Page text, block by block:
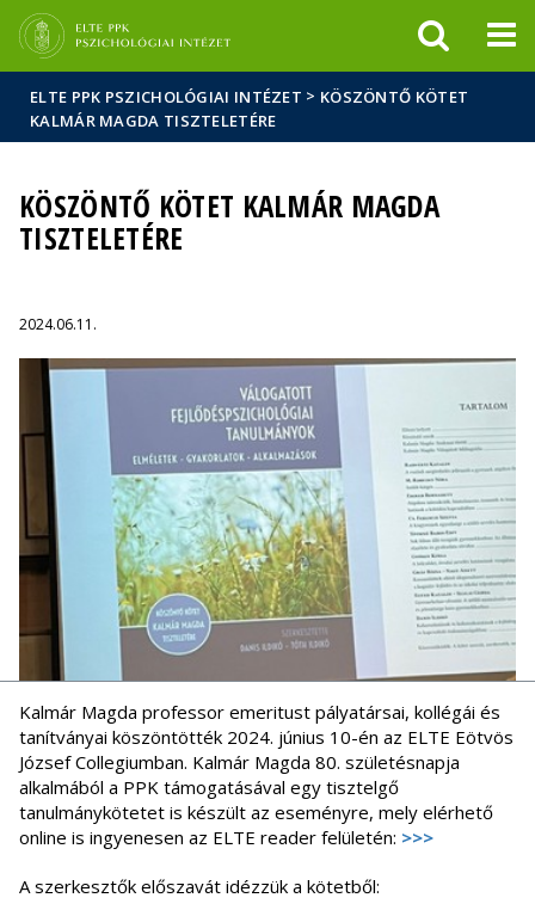
sajtóban
ELTE PPK PSZICHOLÓGIAI INTÉZET > KÖSZÖNTŐ KÖTET
KALMÁR MAGDA TISZTELETÉRE
KÖSZÖNTŐ KÖTET KALMÁR MAGDA
TISZTELETÉRE
2024.06.11.
Kalmár Magda professor emeritust pályatársai, kollégái és
tanítványai köszöntötték 2024. június 10-én az ELTE Eötvös
József Collegiumban. Kalmár Magda 80. születésnapja
alkalmából a PPK támogatásával egy tisztelgő
tanulmánykötetet is készült az eseményre, mely elérhető
online is ingyenesen az ELTE reader felületén: >>>
A szerkesztők előszavát idézzük a kötetből: